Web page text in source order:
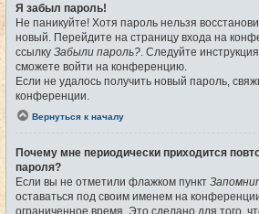
Я забыл пароль!
Не паникуйте! Хотя пароль нельзя
новый. Перейдите на страницу входа на
ссылку Забыли пароль? . Следуйте
сможете войти на конференцию.
Если не удалось получить новый пароль,
конференции.
Вернуться к началу
Почему мне периодически приходится
пароля?
Если вы не отметили флажком пункт
оставаться под своим именем на
ограниченное время. Это сделано для того,